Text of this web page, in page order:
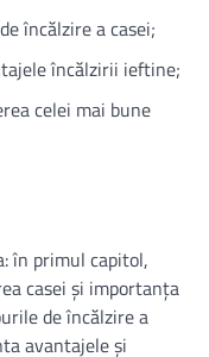
încălzire a casei;
încălzirii ieftine;
celei mai bune
în primul capitol,
casei și importanța
de încălzire a
avantajele și